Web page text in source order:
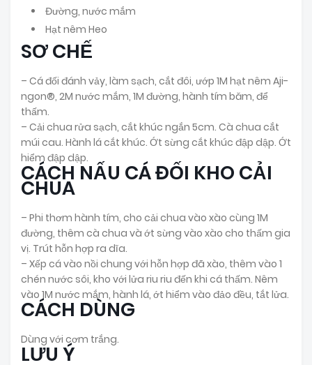
Đường, nước mắm
Hạt nêm Heo
SƠ CHẾ
– Cá đối đánh vảy, làm sạch, cắt đôi, ướp 1M hạt nêm Aji-
ngon®, 2M nước mắm, 1M đường, hành tím băm, để
thấm.
– Cải chua rửa sạch, cắt khúc ngắn 5cm. Cà chua cắt
múi cau. Hành lá cắt khúc. Ớt sừng cắt khúc đập dập. Ớt
hiểm đập dập.
CÁCH NẤU CÁ ĐỐI KHO CẢI
CHUA
– Phi thơm hành tím, cho cải chua vào xào cùng 1M
đường, thêm cà chua và ớt sừng vào xào cho thấm gia
vị. Trút hỗn hợp ra dĩa.
– Xếp cá vào nồi chung với hỗn hợp đã xào, thêm vào 1
chén nước sôi, kho với lửa riu riu đến khi cá thấm. Nêm
vào 1M nước mắm, hành lá, ớt hiểm vào đảo đều, tắt lửa.
CÁCH DÙNG
Dùng với cơm trắng.
LƯU Ý